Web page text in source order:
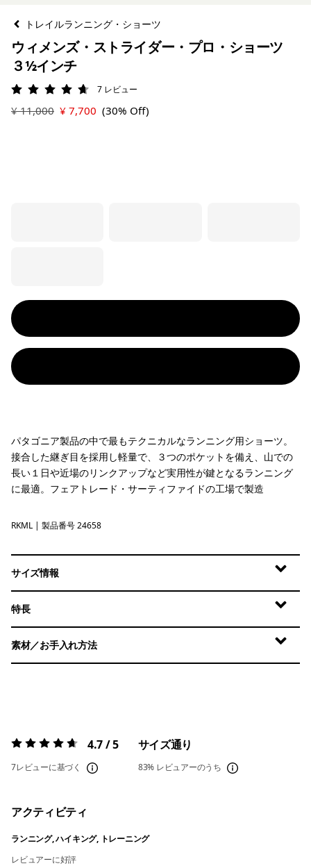
トレイルランニング・ショーツ
ウィメンズ・ストライダー・プロ・ショーツ
３½インチ
評価: 4.7 / 5
7 レビュー
¥ 11,000 ¥ 7,700 (30% Off)
パタゴニア製品の中で最もテクニカルなランニング用ショーツ。
接合した継ぎ目を採用し軽量で、３つのポケットを備え、山での
長い１日や近場のリンクアップなど実用性が鍵となるランニング
に最適。フェアトレード・サーティファイドの工場で製造
Rock Melon
RKML | 製品番号 24658
サイズ情報
特長
素材／お手入れ方法
評価:4.7 / 5 4.7 / 5
7レビューに基づく
サイズ通り
83% レビュアーのうち
アクティビティ
ランニング, ハイキング, トレーニング
レビュアーに好評